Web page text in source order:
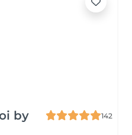
by
142